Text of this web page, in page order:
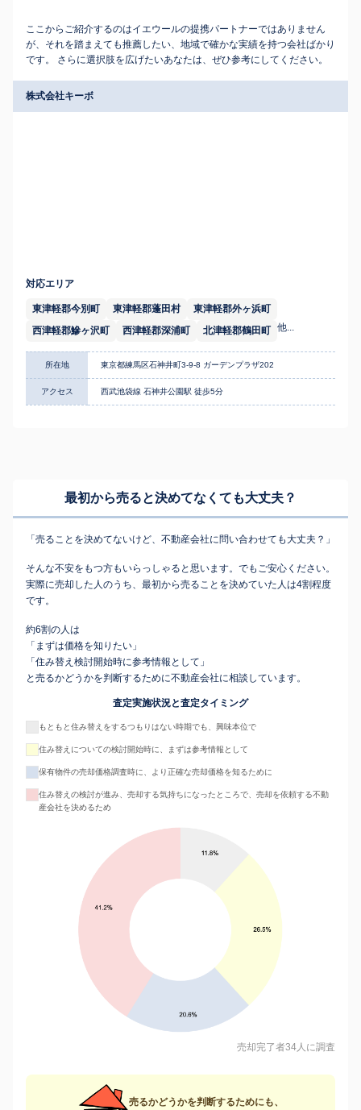
ここからご紹介するのはイエウールの提携パートナーではありません
が、それを踏まえても推薦したい、地域で確かな実績を持つ会社ばかり
です。 さらに選択肢を広げたいあなたは、ぜひ参考にしてください。
株式会社キーボ
対応エリア
東津軽郡今別町 東津軽郡蓬田村
東津軽郡外ヶ浜町
西津軽郡鰺ヶ沢町
西津軽郡深浦町 北津軽郡鶴田町 他...
所在地 東京都練馬区石神井町3-9-8 ガーデンプラザ202
アクセス 西武池袋線 石神井公園駅 徒歩5分
最初から売ると決めてなくても大丈夫？
「売ることを決めてないけど、不動産会社に問い合わせても大丈夫？」
そんな不安をもつ方もいらっしゃると思います。でもご安心ください。
実際に売却した人のうち、最初から売ることを決めていた人は4割程度
です。
約6割の人は
「まずは価格を知りたい」
「住み替え検討開始時に参考情報として」
と売るかどうかを判断するために不動産会社に相談しています。
査定実施状況と査定タイミング
もともと住み替えをするつもりはない時期でも、興味本位で
住み替えについての検討開始時に、まずは参考情報として
保有物件の売却価格調査時に、より正確な売却価格を知るために
住み替えの検討が進み、売却する気持ちになったところで、売却を依頼する不動
産会社を決めるため
売却完了者34人に調査
売るかどうかを判断するためにも、